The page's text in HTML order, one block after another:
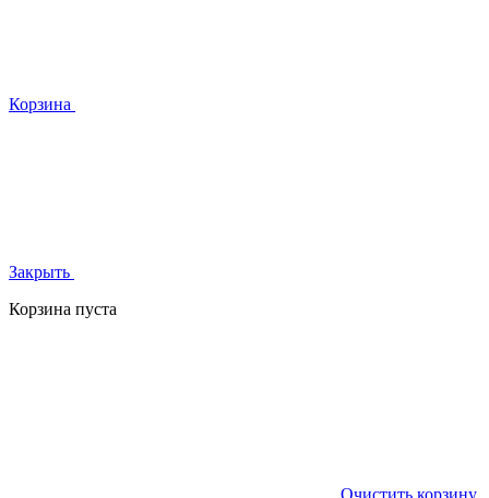
Корзина
Закрыть
Корзина пуста
Очистить корзину